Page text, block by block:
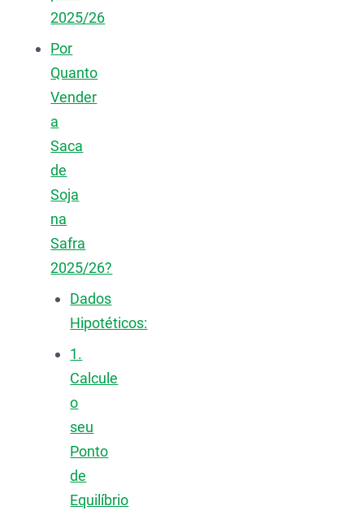
2025/26
Por
Quanto
Vender
a
Saca
de
Soja
na
Safra
2025/26?
Dados
Hipotéticos:
1.
Calcule
o
seu
Ponto
de
Equilíbrio